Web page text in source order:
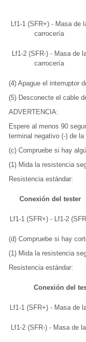
Lf1-1 (SFR+) - Masa de
carrocería
Lf1-2 (SFR-) - Masa de
carrocería
(4) Apague el interruptor
(5) Desconecte el cable
ADVERTENCIA:
Espere al menos 90
terminal negativo (-) de
(c) Compruebe si hay
(1) Mida la resistencia
Resistencia estándar:
Conexión del tester
Lf1-1 (SFR+) - Lf1-2
(d) Compruebe si hay
(1) Mida la resistencia
Resistencia estándar:
Conexión del
Lf1-1 (SFR+) - Masa de
Lf1-2 (SFR-) - Masa de